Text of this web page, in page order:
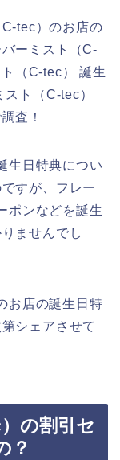
tec）のお店の
ーミスト（C-
（C-tec） 誕生
ト（C-tec）
査！
生日特典につい
すが、フレー
ポンなどを誕生
ませんでし
お店の誕生日特
シェアさせて
の割引セ
？